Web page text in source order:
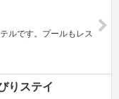
ルです。プールもレス
りステイ